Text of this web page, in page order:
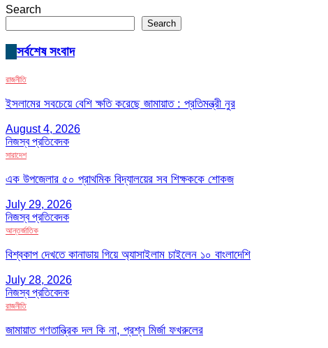
Search
Search
সর্বশেষ সংবাদ
রাজনীতি
ইসলামের সবচেয়ে বেশি ক্ষতি করেছে জামায়াত : প্রতিমন্ত্রী নুর
August 4, 2026
নিজস্ব প্রতিবেদক
সারাদেশ
এক উপজেলার ৫০ প্রাথমিক বিদ্যালয়ের সব শিক্ষককে শোকজ
July 29, 2026
নিজস্ব প্রতিবেদক
আন্তর্জাতিক
বিশ্বকাপ দেখতে কানাডায় গিয়ে অ্যাসাইলাম চাইলেন ১০ বাংলাদেশি
July 28, 2026
নিজস্ব প্রতিবেদক
রাজনীতি
জামায়াত গণতান্ত্রিক দল কি না, প্রশ্ন মির্জা ফখরুলের